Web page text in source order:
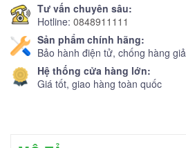
Tư vấn chuyên sâu:
Hotline: 0848911111
Sản phẩm chính hãng:
Bảo hành điện tử, chống hàng giả
Hệ thống cửa hàng lớn:
Giá tốt, giao hàng toàn quốc